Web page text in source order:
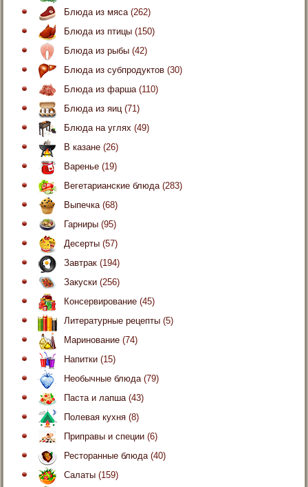
Блюда из мяса(262)
Блюда из птицы (150)
Блюда из рыбы (42)
Блюда из субпродуктов (30)
Блюда из фарша(110)
Блюда из яиц(71)
Блюда на углях (49)
В казане (26)
Варенье (19)
Вегетарианские блюда(283)
Выпечка(68)
Гарниры (95)
Десерты (57)
Завтрак (194)
Закуски (256)
Консервирование (45)
Литературные рецепты (5)
Маринование (74)
Напитки (15)
Необычные блюда(79)
Паста и лапша(43)
Полевая кухня (8)
Приправы и специи (6)
Ресторанные блюда(40)
Салаты (159)